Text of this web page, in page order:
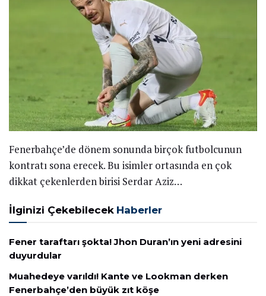
Fenerbahçe’de dönem sonunda birçok futbolcunun
kontratı sona erecek. Bu isimler ortasında en çok
dikkat çekenlerden birisi Serdar Aziz…
İlginizi Çekebilecek Haberler
Fener taraftarı şokta! Jhon Duran’ın yeni adresini
duyurdular
Muahedeye varıldı! Kante ve Lookman derken
Fenerbahçe’den büyük zıt köşe